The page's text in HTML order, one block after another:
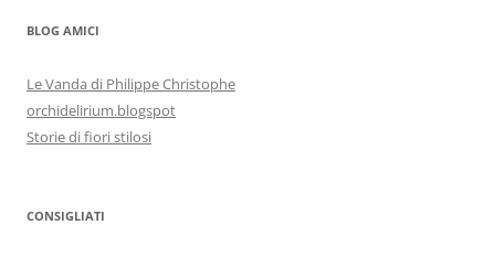
BLOG AMICI
Le Vanda di Philippe Christophe
orchidelirium.blogspot
Storie di fiori stilosi
CONSIGLIATI